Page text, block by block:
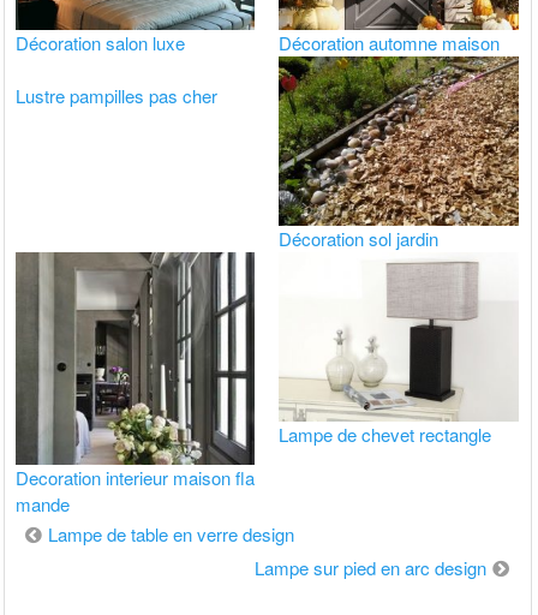
Décoration salon luxe Décoration automne maison
Lustre pampilles pas cher
Décoration sol jardin
Decoration interieur maison fla
mande
Lampe de chevet rectangle
Navigation
Lampe de table en verre design
Lampe sur pied en arc design